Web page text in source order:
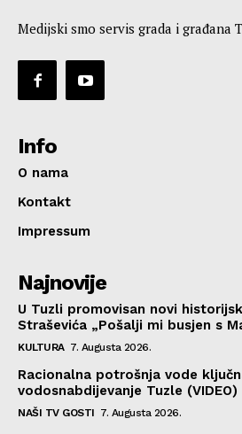
Medijski smo servis grada i građana
Info
O nama
Kontakt
Impressum
Najnovije
U Tuzli promovisan novi
Straševića „Pošalji mi busjen s
KULTURA 7. Augusta 2026.
Racionalna potrošnja vode
vodosnabdijevanje Tuzle (VIDEO)
NAŠI TV GOSTI 7. Augusta 2026.